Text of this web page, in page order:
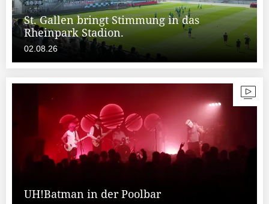
St. Gallen bringt Stimmung in das
Rheinpark Stadion.
02.08.26
UH!Batman in der Poolbar